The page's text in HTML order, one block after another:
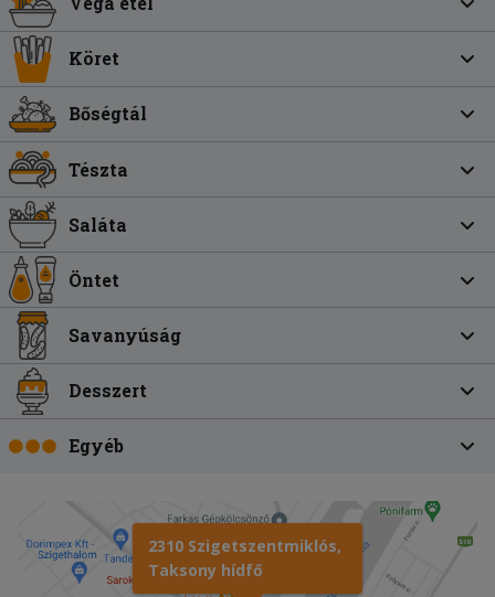
Köret
Bőségtál
Tészta
Saláta
Öntet
Savanyúság
Desszert
Egyéb
2310 Szigetszentmiklós,
Taksony hídfő